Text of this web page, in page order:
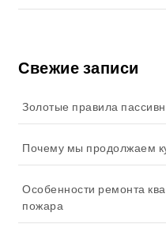
Свежие записи
Золотые правила
Почему мы продолжаем
Особенности ремонта
пожара